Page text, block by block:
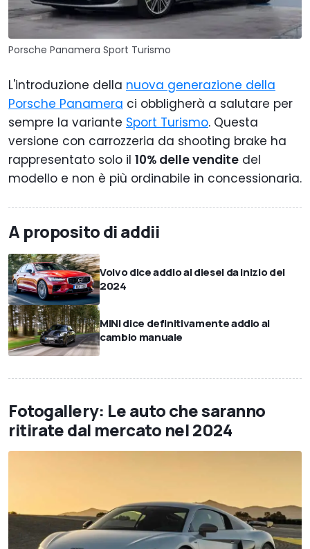
Porsche Panamera Sport Turismo
L'introduzione della nuova generazione della
Porsche Panamera ci obbligherà a salutare per
sempre la variante Sport Turismo. Questa
versione con carrozzeria da shooting brake ha
rappresentato solo il 10% delle vendite del
modello e non è più ordinabile in concessionaria.
A proposito di addii
Volvo dice addio al diesel da inizio del
2024
MINI dice definitivamente addio al
cambio manuale
Fotogallery: Le auto che saranno
ritirate dal mercato nel 2024